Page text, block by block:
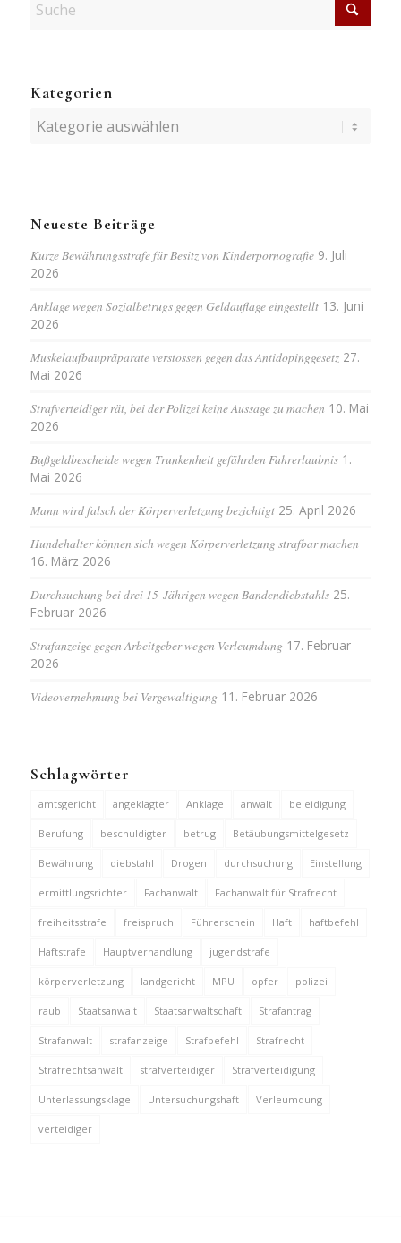
Kategorien
Kategorien
Neueste Beiträge
Kurze Bewährungsstrafe für Besitz von Kinderpornografie 9. Juli
2026
Anklage wegen Sozialbetrugs gegen Geldauflage eingestellt 13. Juni
2026
Muskelaufbaupräparate verstossen gegen das Antidopinggesetz 27.
Mai 2026
Strafverteidiger rät, bei der Polizei keine Aussage zu machen 10. Mai
2026
Bußgeldbescheide wegen Trunkenheit gefährden Fahrerlaubnis 1.
Mai 2026
Mann wird falsch der Körperverletzung bezichtigt 25. April 2026
Hundehalter können sich wegen Körperverletzung strafbar machen
16. März 2026
Durchsuchung bei drei 15-Jährigen wegen Bandendiebstahls 25.
Februar 2026
Strafanzeige gegen Arbeitgeber wegen Verleumdung 17. Februar
2026
Videovernehmung bei Vergewaltigung 11. Februar 2026
Schlagwörter
amtsgericht angeklagter Anklage anwalt beleidigung
Berufung beschuldigter betrug Betäubungsmittelgesetz
Bewährung diebstahl Drogen durchsuchung Einstellung
ermittlungsrichter Fachanwalt Fachanwalt für Strafrecht
freiheitsstrafe freispruch Führerschein Haft haftbefehl
Haftstrafe Hauptverhandlung jugendstrafe
körperverletzung landgericht MPU opfer polizei
raub Staatsanwalt Staatsanwaltschaft Strafantrag
Strafanwalt strafanzeige Strafbefehl Strafrecht
Strafrechtsanwalt strafverteidiger Strafverteidigung
Unterlassungsklage Untersuchungshaft Verleumdung
verteidiger